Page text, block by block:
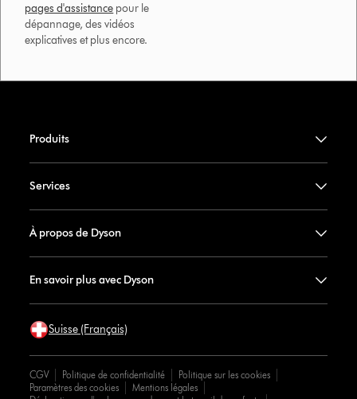
pages d'assistance pour le
dépannage, des vidéos
explicatives et plus encore.
Produits
Services
À propos de Dyson
En savoir plus avec Dyson
Suisse (Français)
CGV Politique de confidentialité
Politique sur les cookies
Paramètres des cookies
Mentions légales